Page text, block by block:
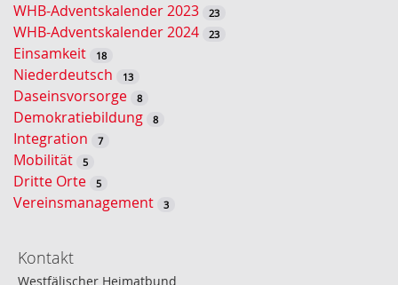
WHB-Adventskalender 2023 23
WHB-Adventskalender 2024 23
Einsamkeit 18
Niederdeutsch 13
Daseinsvorsorge 8
Demokratiebildung 8
Integration 7
Mobilität 5
Dritte Orte 5
Vereinsmanagement 3
Kontakt
Westfälischer Heimatbund